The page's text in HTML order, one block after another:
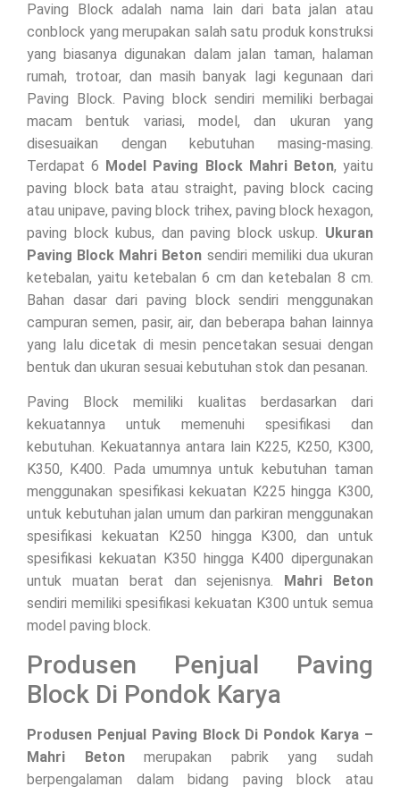
Paving Block adalah nama lain dari bata jalan atau
conblock yang merupakan salah satu produk konstruksi
yang biasanya digunakan dalam jalan taman, halaman
rumah, trotoar, dan masih banyak lagi kegunaan dari
Paving Block. Paving block sendiri memiliki berbagai
macam bentuk variasi, model, dan ukuran yang
disesuaikan dengan kebutuhan masing-masing.
Terdapat 6 Model Paving Block Mahri Beton, yaitu
paving block bata atau straight, paving block cacing
atau unipave, paving block trihex, paving block hexagon,
paving block kubus, dan paving block uskup. Ukuran
Paving Block Mahri Beton sendiri memiliki dua ukuran
ketebalan, yaitu ketebalan 6 cm dan ketebalan 8 cm.
Bahan dasar dari paving block sendiri menggunakan
campuran semen, pasir, air, dan beberapa bahan lainnya
yang lalu dicetak di mesin pencetakan sesuai dengan
bentuk dan ukuran sesuai kebutuhan stok dan pesanan.
Paving Block memiliki kualitas berdasarkan dari
kekuatannya untuk memenuhi spesifikasi dan
kebutuhan. Kekuatannya antara lain K225, K250, K300,
K350, K400. Pada umumnya untuk kebutuhan taman
menggunakan spesifikasi kekuatan K225 hingga K300,
untuk kebutuhan jalan umum dan parkiran menggunakan
spesifikasi kekuatan K250 hingga K300, dan untuk
spesifikasi kekuatan K350 hingga K400 dipergunakan
untuk muatan berat dan sejenisnya.
Mahri Beton
sendiri memiliki spesifikasi kekuatan K300 untuk semua
model paving block.
Produsen Penjual Paving
Block Di Pondok Karya
Produsen Penjual Paving Block Di Pondok Karya –
Mahri Betonmerupakan pabrik yang sudah
berpengalaman dalam bidang paving block atau